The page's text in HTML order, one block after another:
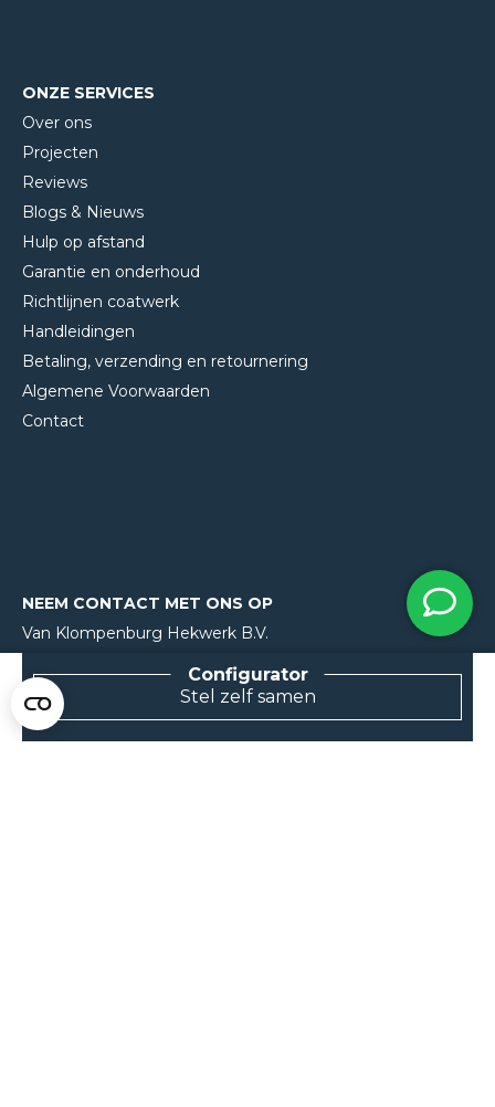
ONZE SERVICES
Over ons
Projecten
Reviews
Blogs & Nieuws
Hulp op afstand
Garantie en onderhoud
Richtlijnen coatwerk
Handleidingen
Betaling, verzending en retournering
Algemene Voorwaarden
Contact
NEEM CONTACT MET ONS OP
Van Klompenburg Hekwerk B.V.
8082 AA Elburg
0525 216 070
Stel zelf samen